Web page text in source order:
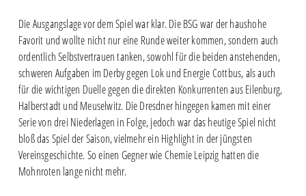
Die Ausgangslage vor dem Spiel war klar. Die BSG war der haushohe
Favorit und wollte nicht nur eine Runde weiter kommen, sondern auch
ordentlich Selbstvertrauen tanken, sowohl für die beiden anstehenden,
schweren Aufgaben im Derby gegen Lok und Energie Cottbus, als auch
für die wichtigen Duelle gegen die direkten Konkurrenten aus Eilenburg,
Halberstadt und Meuselwitz. Die Dresdner hingegen kamen mit einer
Serie von drei Niederlagen in Folge, jedoch war das heutige Spiel nicht
bloß das Spiel der Saison, vielmehr ein Highlight in der jüngsten
Vereinsgeschichte. So einen Gegner wie Chemie Leipzig hatten die
Mohnroten lange nicht mehr.